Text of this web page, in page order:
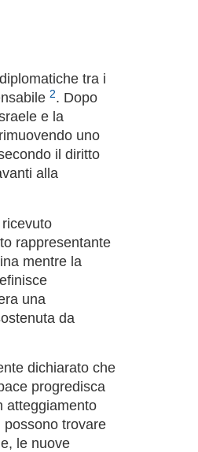
tra i
2. Dopo
e la
uno
il diritto
alla
rappresentante
mentre la
una
da
dichiarato che
progredisca
atteggiamento
possono trovare
le nuove